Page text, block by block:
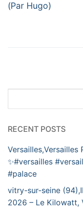
(Par Hugo)
RECENT POSTS
✨️#versailles
#palace
vitry-sur-seine
2026 – Le Kilowatt,